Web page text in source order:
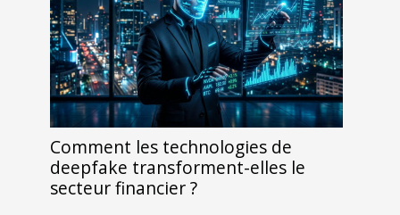
Comment les technologies de
deepfake transforment-elles le
secteur financier ?